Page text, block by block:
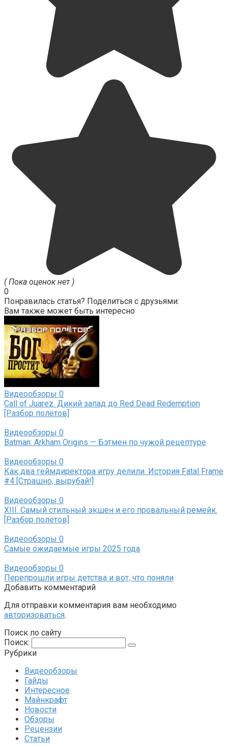
( Пока оценок нет )
0
Понравилась статья? Поделиться с друзьями:
Вам также может быть интересно
Видеообзоры 0
Call of Juarez. Дикий запад до Red Dead Redemption
[Разбор полётов]
Видеообзоры 0
Batman: Arkham Origins — Бэтмен по чужой рецептуре
Видеообзоры 0
Как два геймдиректора игру делили. История Fatal Frame
#4 [Страшно, вырубай!]
Видеообзоры 0
XIII. Самый стильный экшен и его провальный ремейк.
[Разбор полётов]
Видеообзоры 0
Самые ожидаемые игры 2025 года
Видеообзоры 0
Перепрошли игры детства и вот, что поняли
Добавить комментарий
Для отправки комментария вам необходимо
авторизоваться.
Поиск по сайту
Поиск:
Рубрики
Видеообзоры
Гайды
Интересное
Майнкрафт
Новости
Обзоры
Рецензии
Статьи